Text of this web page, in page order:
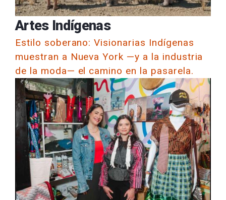
Artes Indígenas
Estilo soberano: Visionarias Indígenas
muestran a Nueva York —y a la industria
de la moda— el camino en la pasarela.